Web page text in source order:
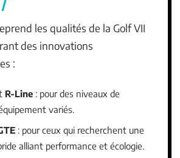
les qualités de la Golf VII
des innovations
:
R-Line : pour des niveaux de
variés.
: pour ceux qui recherchent une
alliant performance et écologie.